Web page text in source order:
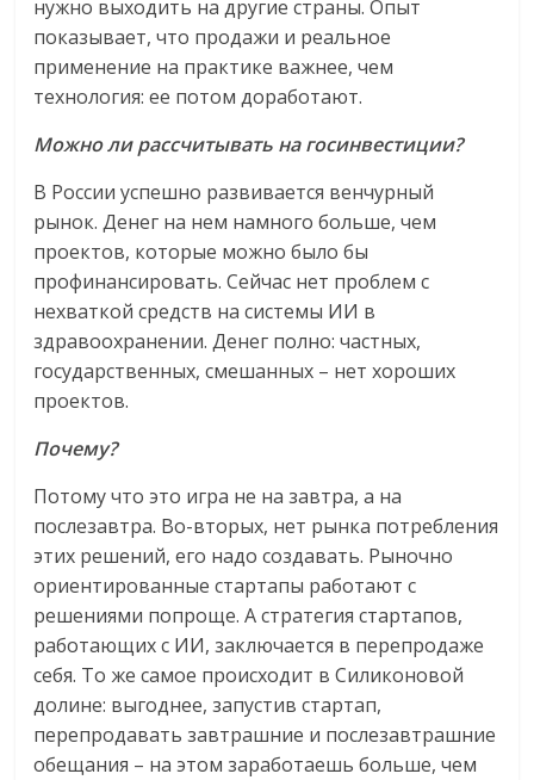
нужно выходить на другие страны. Опыт
показывает, что продажи и реальное
применение на практике важнее, чем
технология: ее потом доработают.
Можно ли рассчитывать на госинвестиции?
В России успешно развивается венчурный
рынок. Денег на нем намного больше, чем
проектов, которые можно было бы
профинансировать. Сейчас нет проблем с
нехваткой средств на системы ИИ в
здравоохранении. Денег полно: частных,
государственных, смешанных – нет хороших
проектов.
Почему?
Потому что это игра не на завтра, а на
послезавтра. Во-вторых, нет рынка потребления
этих решений, его надо создавать. Рыночно
ориентированные стартапы работают с
решениями попроще. А стратегия стартапов,
работающих с ИИ, заключается в перепродаже
себя. То же самое происходит в Силиконовой
долине: выгоднее, запустив стартап,
перепродавать завтрашние и послезавтрашние
обещания – на этом заработаешь больше, чем